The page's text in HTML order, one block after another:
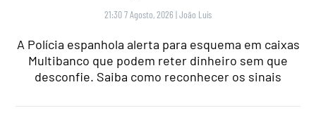
21:30 7 Agosto, 2026 |João Luís
A Polícia espanhola alerta para esquema em caixas
Multibanco que podem reter dinheiro sem que
desconfie. Saiba como reconhecer os sinais